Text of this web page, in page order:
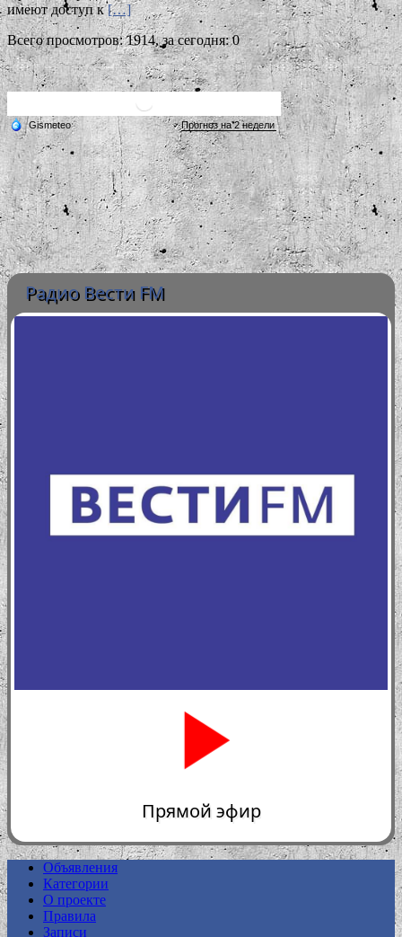
имеют доступ к[…]
Всего просмотров: 1914, за сегодня: 0
Радио Вести FM
0:00
Прямой эфир
Объявления
Категории
О проекте
Правила
Записи